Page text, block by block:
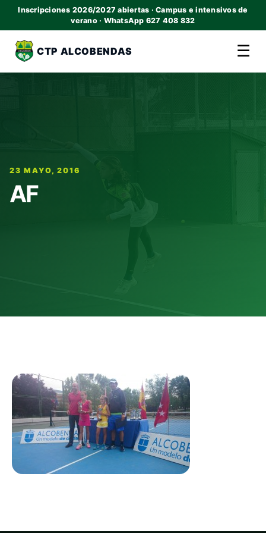
Inscripciones 2026/2027 abiertas · Campus e intensivos de
verano · WhatsApp 627 408 832
CTP ALCOBENDAS ☰
23 MAYO, 2016
AF